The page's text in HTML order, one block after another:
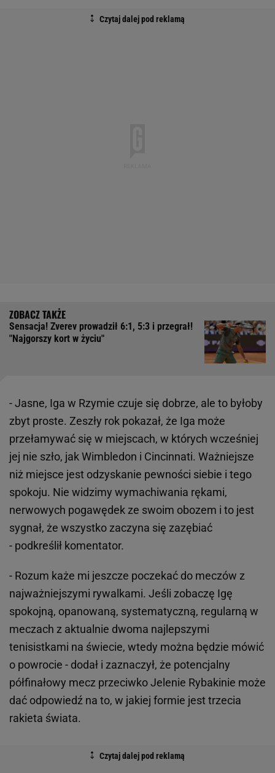
Sensacja! Zverev prowadził 6:1, 5:3 i przegrał!
"Najgorszy kort w życiu"
- Jasne, Iga w Rzymie czuje się dobrze, ale to byłoby
zbyt proste. Zeszły rok pokazał, że Iga może
przełamywać się w miejscach, w których wcześniej
jej nie szło, jak Wimbledon i Cincinnati. Ważniejsze
niż miejsce jest odzyskanie pewności siebie i tego
spokoju. Nie widzimy wymachiwania rękami,
nerwowych pogawędek ze swoim obozem i to jest
sygnał, że wszystko zaczyna się zazębiać
- podkreślił komentator.
- Rozum każe mi jeszcze poczekać do meczów z
najważniejszymi rywalkami. Jeśli zobaczę Igę
spokojną, opanowaną, systematyczną, regularną w
meczach z aktualnie dwoma najlepszymi
tenisistkami na świecie, wtedy można będzie mówić
o powrocie - dodał i zaznaczył, że potencjalny
półfinałowy mecz przeciwko Jelenie Rybakinie może
dać odpowiedź na to, w jakiej formie jest trzecia
rakieta świata.